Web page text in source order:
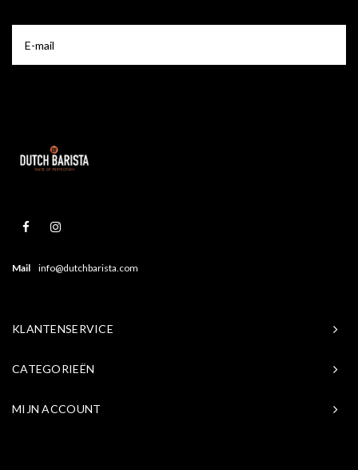
Mail info@dutchbarista.com
KLANTENSERVICE
CATEGORIEËN
MIJN ACCOUNT